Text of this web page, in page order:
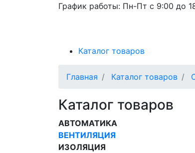
График работы: Пн-Пт с 9:00 до
Каталог товаров
Главная Каталог товаров
Каталог товаров
АВТОМАТИКА
ВЕНТИЛЯЦИЯ
ИЗОЛЯЦИЯ